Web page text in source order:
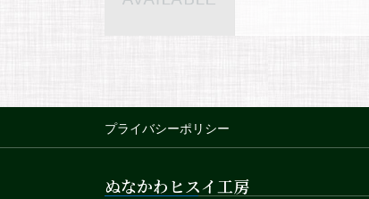
プライバシーポリシー
ぬなかわヒスイ工房